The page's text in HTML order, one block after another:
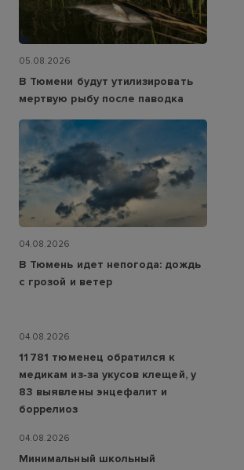
05.08.2026
В Тюмени будут утилизировать
мертвую рыбу после паводка
04.08.2026
В Тюмень идет непогода: дождь
с грозой и ветер
04.08.2026
11 781 тюменец обратился к
медикам из‑за укусов клещей, у
83 выявлены энцефалит и
боррелиоз
04.08.2026
Минимальный школьный